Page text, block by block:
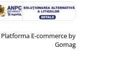
Platforma E-commerce by
Gomag